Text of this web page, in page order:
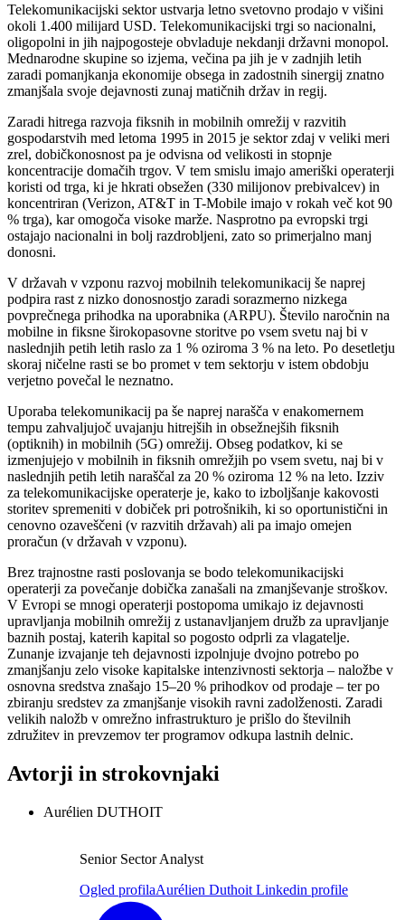
Telekomunikacijski sektor ustvarja letno svetovno prodajo v višini
okoli 1.400 milijard USD. Telekomunikacijski trgi so nacionalni,
oligopolni in jih najpogosteje obvladuje nekdanji državni monopol.
Mednarodne skupine so izjema, večina pa jih je v zadnjih letih
zaradi pomanjkanja ekonomije obsega in zadostnih sinergij znatno
zmanjšala svoje dejavnosti zunaj matičnih držav in regij.
Zaradi hitrega razvoja fiksnih in mobilnih omrežij v razvitih
gospodarstvih med letoma 1995 in 2015 je sektor zdaj v veliki meri
zrel, dobičkonosnost pa je odvisna od velikosti in stopnje
koncentracije domačih trgov. V tem smislu imajo ameriški operaterji
koristi od trga, ki je hkrati obsežen (330 milijonov prebivalcev) in
koncentriran (Verizon, AT&T in T-Mobile imajo v rokah več kot 90
% trga), kar omogoča visoke marže. Nasprotno pa evropski trgi
ostajajo nacionalni in bolj razdrobljeni, zato so primerjalno manj
donosni.
V državah v vzponu razvoj mobilnih telekomunikacij še naprej
podpira rast z nizko donosnostjo zaradi sorazmerno nizkega
povprečnega prihodka na uporabnika (ARPU). Število naročnin na
mobilne in fiksne širokopasovne storitve po vsem svetu naj bi v
naslednjih petih letih raslo za 1 % oziroma 3 % na leto. Po desetletju
skoraj ničelne rasti se bo promet v tem sektorju v istem obdobju
verjetno povečal le neznatno.
Uporaba telekomunikacij pa še naprej narašča v enakomernem
tempu zahvaljujoč uvajanju hitrejših in obsežnejših fiksnih
(optiknih) in mobilnih (5G) omrežij. Obseg podatkov, ki se
izmenjujejo v mobilnih in fiksnih omrežjih po vsem svetu, naj bi v
naslednjih petih letih naraščal za 20 % oziroma 12 % na leto. Izziv
za telekomunikacijske operaterje je, kako to izboljšanje kakovosti
storitev spremeniti v dobiček pri potrošnikih, ki so oportunistični in
cenovno ozaveščeni (v razvitih državah) ali pa imajo omejen
proračun (v državah v vzponu).
Brez trajnostne rasti poslovanja se bodo telekomunikacijski
operaterji za povečanje dobička zanašali na zmanjševanje stroškov.
V Evropi se mnogi operaterji postopoma umikajo iz dejavnosti
upravljanja mobilnih omrežij z ustanavljanjem družb za upravljanje
baznih postaj, katerih kapital so pogosto odprli za vlagatelje.
Zunanje izvajanje teh dejavnosti izpolnjuje dvojno potrebo po
zmanjšanju zelo visoke kapitalske intenzivnosti sektorja – naložbe v
osnovna sredstva znašajo 15–20 % prihodkov od prodaje – ter po
zbiranju sredstev za zmanjšanje visokih ravni zadolženosti. Zaradi
velikih naložb v omrežno infrastrukturo je prišlo do številnih
združitev in prevzemov ter programov odkupa lastnih delnic.
Avtorji in strokovnjaki
Aurélien DUTHOIT
Senior Sector Analyst
Ogled profilaAurélien Duthoit Linkedin profile